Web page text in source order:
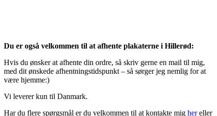
Du er også velkommen til at afhente plakaterne i Hillerød:
Hvis du ønsker at afhente din ordre, så skriv gerne en mail til mig,
med dit ønskede afhentningstidspunkt – så sørger jeg nemlig for at
være hjemme:)
Vi leverer kun til Danmark.
Har du flere spørgsmål er du velkommen til at kontakte mig hereller